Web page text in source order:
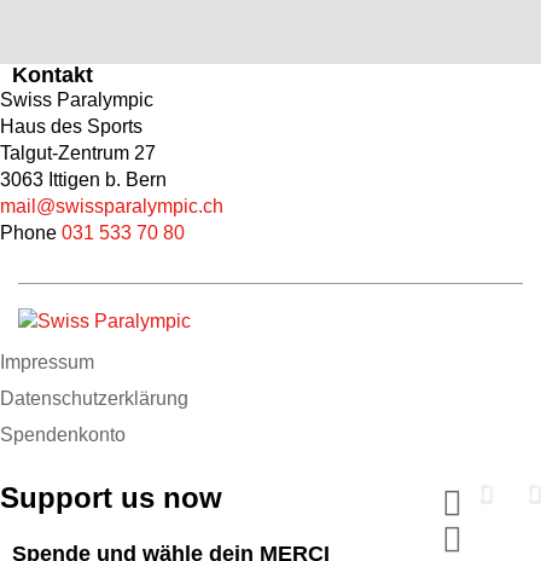
Kontakt
Swiss Paralympic
Haus des Sports
Talgut-Zentrum 27
3063 Ittigen b. Bern
mail@swissparalympic.ch
Phone 031 533 70 80
Impressum
Datenschutzerklärung
Spendenkonto
Support us now
Spende und wähle dein MERCI